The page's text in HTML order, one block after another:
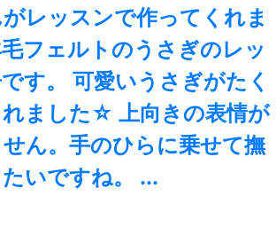
レッスンで作ってくれま
フェルトのうさぎのレッ
す。 可愛いうさぎがたく
れました☆ 上向きの表情が
ん。手のひらに乗せて撫
いですね。 ...